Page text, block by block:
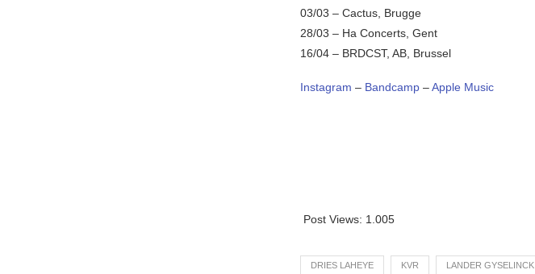
03/03 – Cactus, Brugge
28/03 – Ha Concerts, Gent
16/04 – BRDCST, AB, Brussel
Instagram – Bandcamp –Apple Music
Post Views: 1.005
DRIES LAHEYE KVR LANDER GYSELINCK